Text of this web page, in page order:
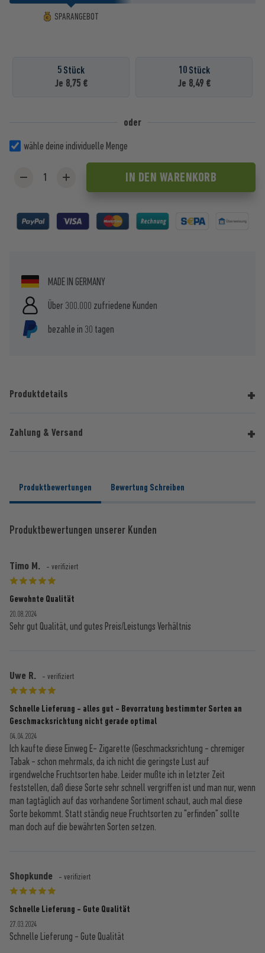
SPARANGEBOT
5 Stück
Je 8,75 €
10 Stück
Je 8,49 €
oder
wähle deine individuelle Menge
IN DEN WARENKORB
MADE IN GERMANY
Über 300.000 zufriedene Kunden
bezahle in 30 tagen
Produktdetails
Zahlung & Versand
Produktbewertungen Bewertung Schreiben
Produktbewertungen unserer Kunden
Timo M. - verifiziert
Gewohnte Qualität
20.08.2024
Sehr gut Qualität, und gutes Preis/Leistungs Verhältnis
Uwe R. - verifiziert
Schnelle Lieferung - alles gut - Bevorratung bestimmter Sorten an
Geschmacksrichtung nicht gerade optimal
04.04.2024
Ich kaufte diese Einweg E- Zigarette (Geschmacksrichtung - chremiger
Tabak - schon mehrmals, da ich nicht die geringste Lust auf
irgendwelche Fruchtsorten habe. Leider mußte ich in letzter Zeit
feststellen, daß diese Sorte sehr schnell vergriffen ist und man nur, wenn
man tagtäglich auf das vorhandene Sortiment schaut, auch mal diese
Sorte bekommt. Statt ständig neue Fruchtsorten zu "erfinden" sollte
man doch auf die bewährten Sorten setzen.
Shopkunde - verifiziert
Schnelle Lieferung - Gute Qualität
27.03.2024
Schnelle Lieferung - Gute Qualität